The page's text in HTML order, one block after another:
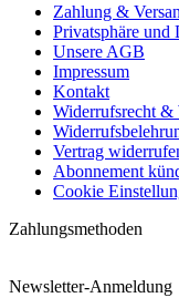
Zahlung &
Privatsphäre und
Unsere AGB
Impressum
Kontakt
Widerrufsrecht &
Vertrag
Abonnement
Cookie
Zahlungsmethoden
Newsletter-Anmeldung